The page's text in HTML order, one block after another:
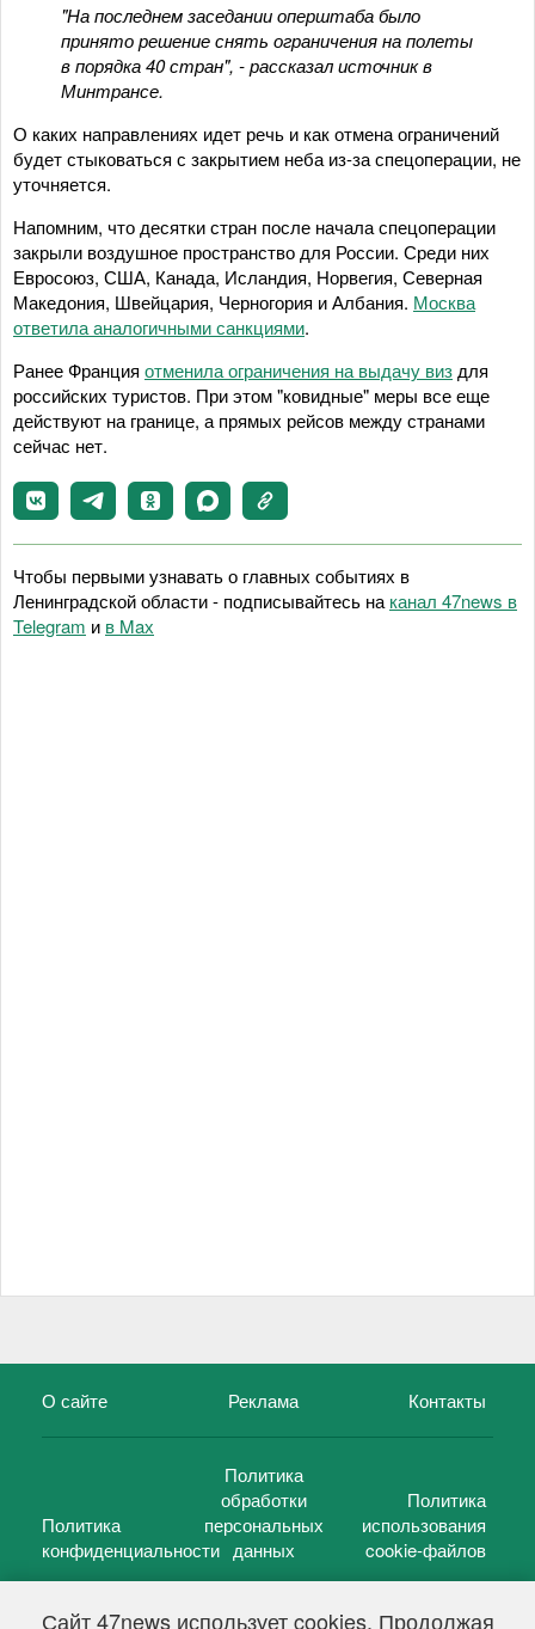
Сайт 47news использует cookies. Продолжая
"На последнем заседании оперштаба было
принято решение снять ограничения на полеты
в порядка 40 стран", - рассказал источник в
Минтрансе.
О каких направлениях идет речь и как отмена ограничений
будет стыковаться с закрытием неба из-за спецоперации, не
уточняется.
Напомним, что десятки стран после начала спецоперации
закрыли воздушное пространство для России. Среди них
Евросоюз, США, Канада, Исландия, Норвегия, Северная
Македония, Швейцария, Черногория и Албания. Москва
ответила аналогичными санкциями.
Ранее Франция отменила ограничения на выдачу виз для
российских туристов. При этом "ковидные" меры все еще
действуют на границе, а прямых рейсов между странами
сейчас нет.
Чтобы первыми узнавать о главных событиях в
Ленинградской области - подписывайтесь на канал 47news в
Telegram и в Maх
О сайте Реклама Контакты
Политика
конфиденциальности
Политика
обработки
персональных
данных
Политика
использования
cookie-файлов